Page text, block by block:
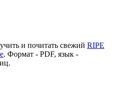
и почитать свежий RIPE
. Формат - PDF, язык -